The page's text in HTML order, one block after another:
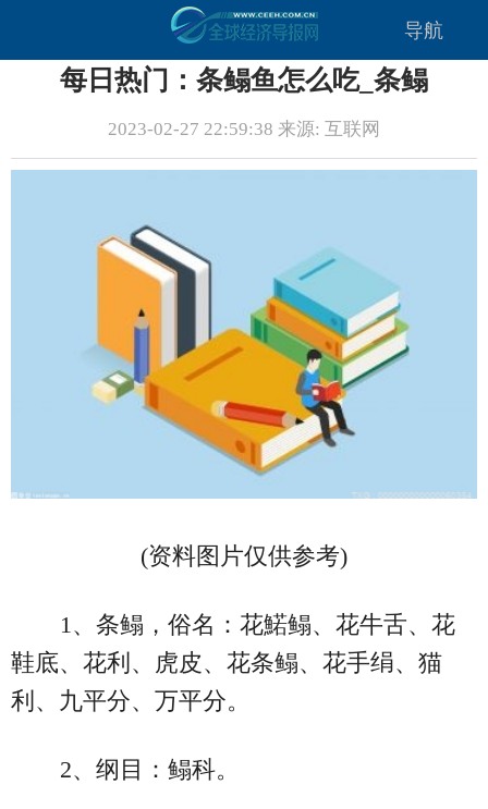
导航
每日热门：条鳎鱼怎么吃_条鳎
2023-02-27 22:59:38 来源: 互联网
(资料图片仅供参考)
1、条鳎，俗名：花鰙鳎、花牛舌、花
鞋底、花利、虎皮、花条鳎、花手绢、猫
利、九平分、万平分。
2、纲目：鳎科。